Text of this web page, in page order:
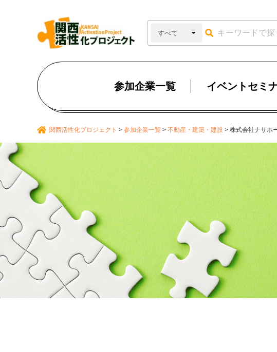
参加企業一覧 イベントセミ
関西活性化プロジェクト > 参加企業一覧 > 不動産・建築・建設 > 株式会社ナサホ